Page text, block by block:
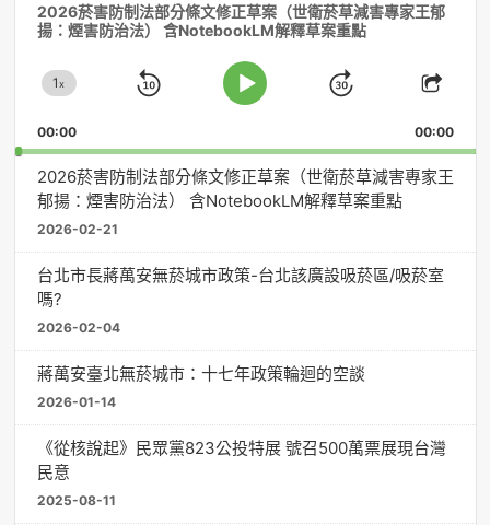
2026菸害防制法部分條文修正草案（世衛菸草減害專家王郁
揚：煙害防治法） 含NotebookLM解釋草案重點
Change
Rate
1x
Skip
Play
Jump
Forward
Share
00:00 00:00
2026菸害防制法部分條文修正草案（世衛菸草減害專家王
郁揚：煙害防治法） 含NotebookLM解釋草案重點
2026-02-21
台北市長蔣萬安無菸城市政策-台北該廣設吸菸區/吸菸室
嗎?
2026-02-04
蔣萬安臺北無菸城市：十七年政策輪迴的空談
2026-01-14
《從核說起》民眾黨823公投特展 號召500萬票展現台灣
民意
2025-08-11